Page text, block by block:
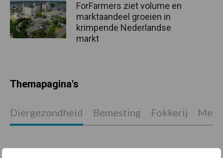
ForFarmers ziet volume en
marktaandeel groeien in
krimpende Nederlandse
markt
Themapagina's
Diergezondheid Bemesting Fokkerij